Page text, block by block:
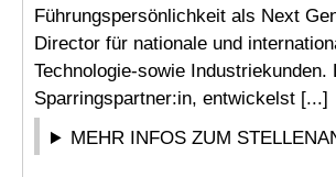
Führungspersönlichkeit als Next
Director für nationale und
Technologie-sowie Industriekunden.
Sparringspartner:in, entwickelst [...]
MEHR INFOS ZUM